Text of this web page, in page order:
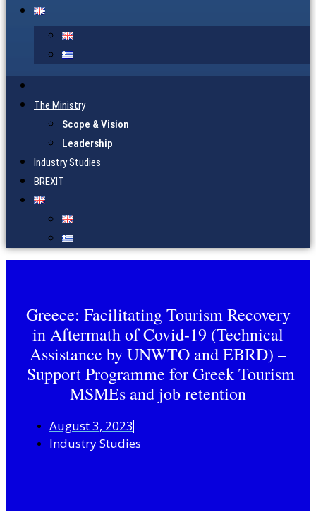
The Ministry
Scope & Vision
Leadership
Industry Studies
BREXIT
Greece: Facilitating Tourism Recovery
in Aftermath of Covid-19 (Technical
Assistance by UNWTO and EBRD) –
Support Programme for Greek Tourism
MSMEs and job retention
August 3, 2023
Industry Studies